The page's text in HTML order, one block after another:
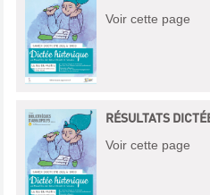
Voir cette page
RÉSULTATS
Voir cette page